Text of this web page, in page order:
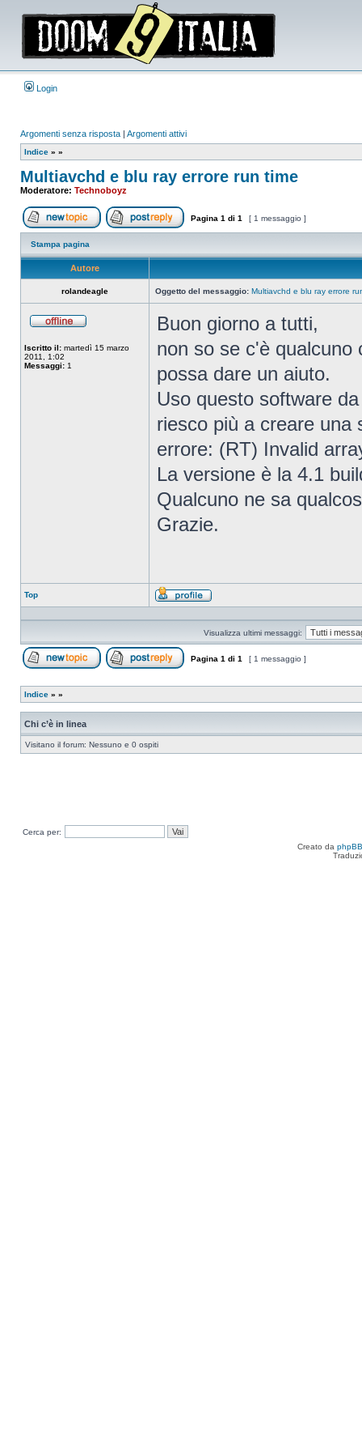
Login
Argomenti senza risposta | Argomenti attivi
Indice » »
Multiavchd e blu ray errore run time
Moderatore: Technoboyz
Apri un nuovo argomentoRispondi all’argomento
Pagina 1 di 1 [ 1 messaggio ]
Stampa pagina
Autore
rolandeagle Oggetto del messaggio: Multiavchd e blu ray errore
Iscritto il: martedì 15 marzo
2011, 1:02
Messaggi: 1
Buon giorno a tutti,
non so se c'è qualcuno
possa dare un aiuto.
Uso questo software
riesco più a creare una
errore: (RT) Invalid
La versione è la 4.1
Qualcuno ne sa
Grazie.
Top
Profilo
Visualizza ultimi messaggi:
Pagina 1 di 1 [ 1 messaggio ]
Indice » »
Chi c’è in linea
Visitano il forum: Nessuno e 0 ospiti
Cerca per:
Creato da phpBB